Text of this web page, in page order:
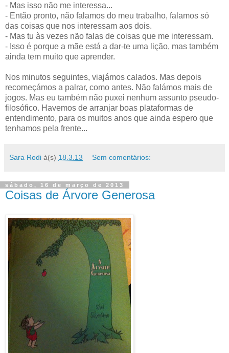
- Mas isso não me interessa...
- Então pronto, não falamos do meu trabalho, falamos só
das coisas que nos interessam aos dois.
- Mas tu às vezes não falas de coisas que me interessam.
- Isso é porque a mãe está a dar-te uma lição, mas também
ainda tem muito que aprender.
Nos minutos seguintes, viajámos calados. Mas depois
recomeçámos a palrar, como antes. Não falámos mais de
jogos. Mas eu também não puxei nenhum assunto pseudo-
filosófico. Havemos de arranjar boas plataformas de
entendimento, para os muitos anos que ainda espero que
tenhamos pela frente...
Sara Rodi à(s) 18.3.13 Sem comentários:
sábado, 16 de março de 2013
Coisas de Árvore Generosa